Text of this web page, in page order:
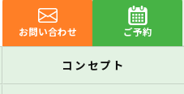
お問い合わせ ご予約
コンセプト